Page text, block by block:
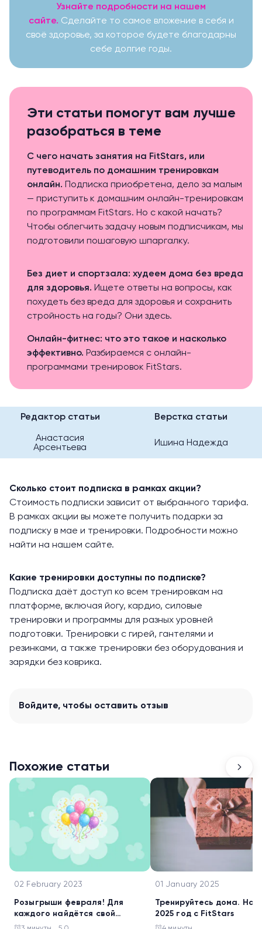
Узнайте подробности на нашем
сайте. Сделайте то самое вложение в себя и
своё здоровье, за которое будете благодарны
себе долгие годы.
Эти статьи помогут вам лучше
разобраться в теме
С чего начать занятия на FitStars, или
путеводитель по домашним тренировкам
онлайн. Подписка приобретена, дело за малым
— приступить к домашним онлайн-тренировкам
по программам FitStars. Но с какой начать?
Чтобы облегчить задачу новым подписчикам, мы
подготовили пошаговую шпаргалку.
Без диет и спортзала: худеем дома без вреда
для здоровья. Ищете ответы на вопросы, как
похудеть без вреда для здоровья и сохранить
стройность на годы? Они здесь.
Онлайн-фитнес: что это такое и насколько
эффективно. Разбираемся с онлайн-
программами тренировок FitStars.
Редактор статьи Верстка статьи
Анастасия
Арсентьева
Ишина Надежда
Сколько стоит подписка в рамках акции?
Стоимость подписки зависит от выбранного тарифа.
В рамках акции вы можете получить подарки за
подписку в мае и тренировки. Подробности можно
найти на нашем сайте.
Какие тренировки доступны по подписке?
Подписка даёт доступ ко всем тренировкам на
платформе, включая йогу, кардио, силовые
тренировки и программы для разных уровней
подготовки. Тренировки с гирей, гантелями и
резинками, а также тренировки без оборудования и
зарядки без коврика.
Войдите, чтобы оставить отзыв
Похожие статьи
02 February 2023
Розыгрыши февраля! Для
каждого найдётся свой
подарок
01 January 2025
Тренируйтесь дома.
2025 год с FitStars